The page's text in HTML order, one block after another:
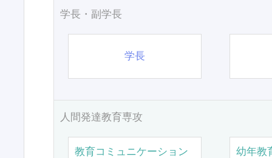
学長・副学長
学長
人間発達教育専攻
教育コミュニケーション
幼年教